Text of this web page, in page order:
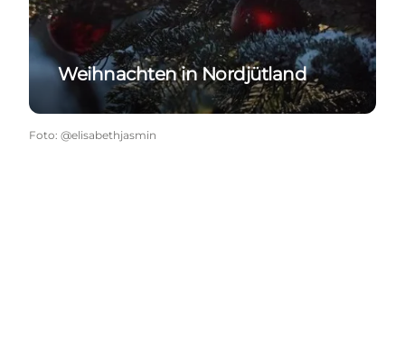
Weihnachten in Nordjütland
Foto: @elisabethjasmin